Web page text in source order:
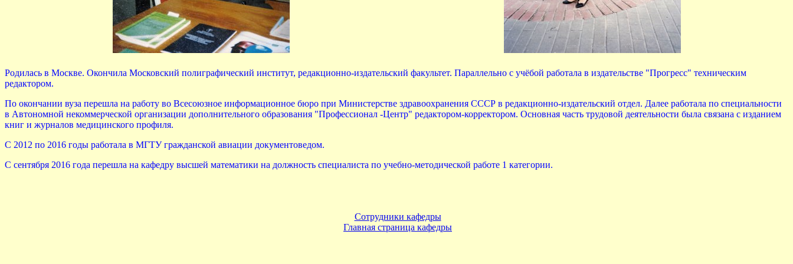
Родилась в Москве. Окончила Московский полиграфический институт, редакционно-издательский факультет. Параллельно с учёбой работала в издательстве "Прогресс" техническим
редактором.
По окончании вуза перешла на работу во Всесоюзное информационное бюро при Министерстве здравоохранения СССР в редакционно-издательский отдел. Далее работала по специальности
в Автономной некоммерческой организации дополнительного образования "Профессионал -Центр" редактором-корректором. Основная часть трудовой деятельности была связана с изданием
книг и журналов медицинского профиля.
С 2012 по 2016 годы работала в МГТУ гражданской авиации документоведом.
С сентября 2016 года перешла на кафедру высшей математики на должность специалиста по учебно-методической работе 1 категории.
Сотрудники кафедры
Главная страница кафедры